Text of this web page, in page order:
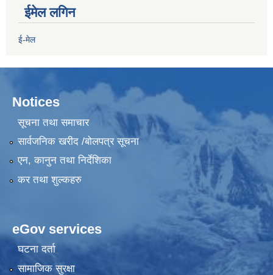
ईमेल लगिन
ई-मेल
Notices
सूचना तथा समाचार
सार्वजनिक खरीद /बोलपत्र सूचना
एन, कानुन तथा निर्देशिका
कर तथा शुल्कहरु
eGov services
घटना दर्ता
सामाजिक सुरक्षा